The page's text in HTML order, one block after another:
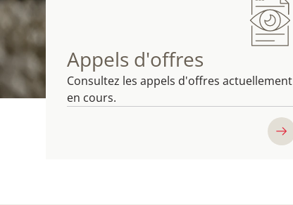
Appels d'offres
Consultez les appels d'offres actuellement
en cours.